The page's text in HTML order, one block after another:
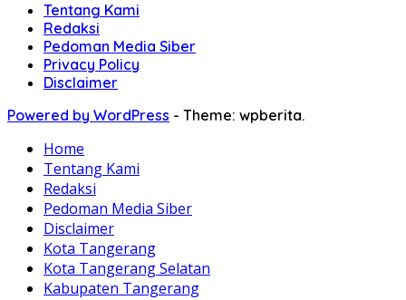
Tentang Kami
Redaksi
Pedoman Media Siber
Privacy Policy
Disclaimer
Powered by WordPress - Theme: wpberita.
Home
Tentang Kami
Redaksi
Pedoman Media Siber
Disclaimer
Kota Tangerang
Kota Tangerang Selatan
Kabupaten Tangerang